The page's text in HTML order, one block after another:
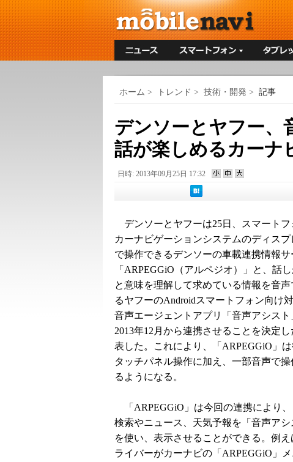
ホーム > トレンド > 技術・開発 > 記事
デンソーとヤフー、
話が楽しめるカーナ
日時: 2013年09月25日 17:32
デンソーとヤフーは25日、スマートフ
カーナビゲーションシステムのディスプ
で操作できるデンソーの車載連携情報サ
「ARPEGGiO（アルペジオ）」と、話
と意味を理解して求めている情報を音声
るヤフーのAndroidスマートフォン向け
音声エージェントアプリ「音声アシスト
2013年12月から連携させることを決定し
表した。これにより、「ARPEGGiO」
タッチパネル操作に加え、一部音声で操
るようになる。
「ARPEGGiO」は今回の連携により
検索やニュース、天気予報を「音声アシ
を使い、表示させることができる。例え
ライバーがカーナビの「ARPEGGiO」